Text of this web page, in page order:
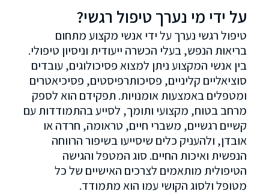
על ידי מי נערך טיפול רגשי?
טיפול רגשי נערך על ידי אנשי מקצוע מתחום
בריאות הנפש, בעלי הכשרה ייעודית וניסיון טיפולי.
בין אנשי המקצוע ניתן למצוא פסיכולוגים, עובדים
סוציאליים קליניים, פסיכותרפיסטים, פסיכיאטרים
ומטפלים באמצעות אומנויות. תפקידם הוא לספק
מרחב בטוח, מקצועי ותומך, לסייע בהתמודדות עם
קשיים רגשיים, משברי חיים, טראומה, חרדה או
אובדן, ולהעניק כלים שיסייעו בשיפור הרווחה
הנפשית ואיכות החיים. סוג המטפל והגישה
הטיפולית מותאמים לצרכים האישיים של כל
מטופל ולסוג הקושי עמו הוא מתמודד.